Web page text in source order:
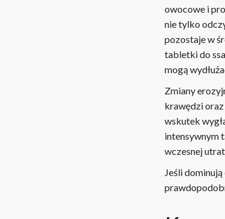
owocowe i
nie tylko
pozostaje w
tabletki do
mogą
Zmiany
krawędzi
wskutek
intensywnym
wczesnej
Jeśli